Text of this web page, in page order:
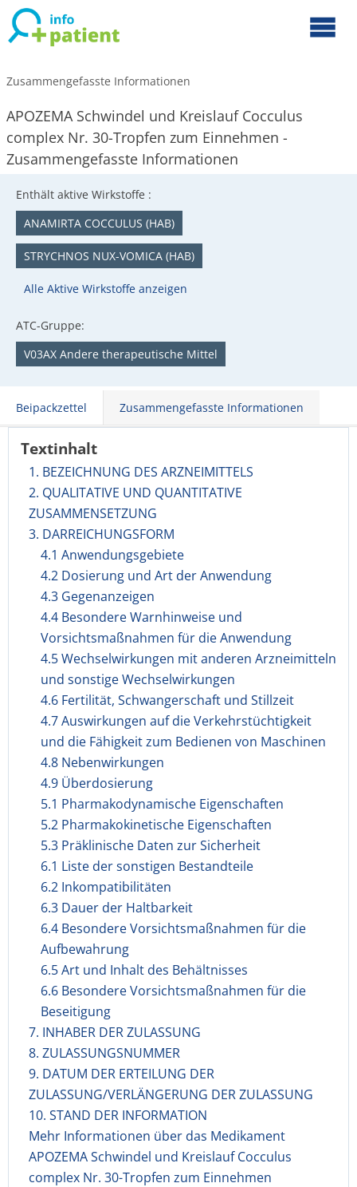
Zusammengefasste Informationen
APOZEMA Schwindel und Kreislauf Cocculus
complex Nr. 30-Tropfen zum Einnehmen -
Zusammengefasste Informationen
Enthält aktive Wirkstoffe :
ANAMIRTA COCCULUS (HAB)
STRYCHNOS NUX-VOMICA (HAB)
Alle Aktive Wirkstoffe anzeigen
ATC-Gruppe:
V03AX Andere therapeutische Mittel
Beipackzettel Zusammengefasste Informationen
Textinhalt
1. BEZEICHNUNG DES ARZNEIMITTELS
2. QUALITATIVE UND QUANTITATIVE
ZUSAMMENSETZUNG
3. DARREICHUNGSFORM
4.1 Anwendungsgebiete
4.2 Dosierung und Art der Anwendung
4.3 Gegenanzeigen
4.4 Besondere Warnhinweise und
Vorsichtsmaßnahmen für die Anwendung
4.5 Wechselwirkungen mit anderen Arzneimitteln
und sonstige Wechselwirkungen
4.6 Fertilität, Schwangerschaft und Stillzeit
4.7 Auswirkungen auf die Verkehrstüchtigkeit
und die Fähigkeit zum Bedienen von Maschinen
4.8 Nebenwirkungen
4.9 Überdosierung
5.1 Pharmakodynamische Eigenschaften
5.2 Pharmakokinetische Eigenschaften
5.3 Präklinische Daten zur Sicherheit
6.1 Liste der sonstigen Bestandteile
6.2 Inkompatibilitäten
6.3 Dauer der Haltbarkeit
6.4 Besondere Vorsichtsmaßnahmen für die
Aufbewahrung
6.5 Art und Inhalt des Behältnisses
6.6 Besondere Vorsichtsmaßnahmen für die
Beseitigung
7. INHABER DER ZULASSUNG
8. ZULASSUNGSNUMMER
9. DATUM DER ERTEILUNG DER
ZULASSUNG/VERLÄNGERUNG DER ZULASSUNG
10. STAND DER INFORMATION
Mehr Informationen über das Medikament
APOZEMA Schwindel und Kreislauf Cocculus
complex Nr. 30-Tropfen zum Einnehmen